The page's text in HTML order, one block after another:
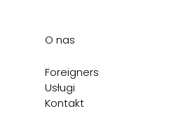
O nas
Foreigners
Usługi
Kontakt